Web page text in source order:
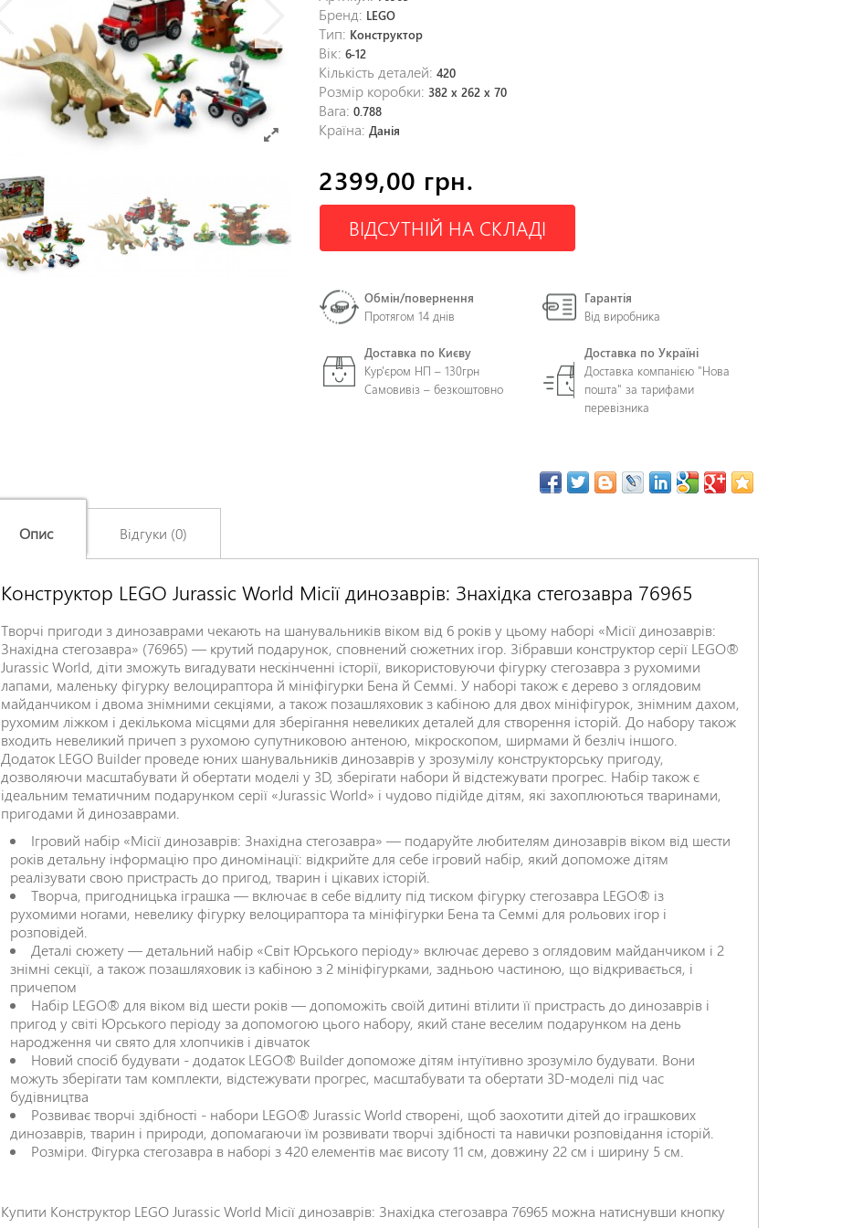
Бренд: LEGO
Тип: Конструктор
Вік:6-12
Кількість деталей:420
Розмір коробки:382 x 262 x 70
Вага:0.788
Країна:Данія
2399,00 грн.
ВІДСУТНІЙ НА СКЛАДІ
Обмін/повернення
Протягом 14 днів
Гарантія
Від виробника
Доставка по Києву
Кур'єром НП – 130грн
Самовивіз – безкоштовно
Доставка по Україні
Доставка компанією "Нова
пошта" за тарифами
перевізника
Опис Відгуки (0)
Конструктор LEGO Jurassic World Місії динозаврів: Знахідка стегозавра 76965
Творчі пригоди з динозаврами чекають на шанувальників віком від 6 років у цьому наборі «Місії динозаврів:
Знахідна стегозавра» (76965) — крутий подарунок, сповнений сюжетних ігор. Зібравши конструктор серії LEGO®
Jurassic World, діти зможуть вигадувати нескінченні історії, використовуючи фігурку стегозавра з рухомими
лапами, маленьку фігурку велоцираптора й мініфігурки Бена й Семмі. У наборі також є дерево з оглядовим
майданчиком і двома знімними секціями, а також позашляховик з кабіною для двох мініфігурок, знімним дахом,
рухомим ліжком і декількома місцями для зберігання невеликих деталей для створення історій. До набору також
входить невеликий причеп з рухомою супутниковою антеною, мікроскопом, ширмами й безліч іншого.
Додаток LEGO Builder проведе юних шанувальників динозаврів у зрозумілу конструкторську пригоду,
дозволяючи масштабувати й обертати моделі у 3D, зберігати набори й відстежувати прогрес. Набір також є
ідеальним тематичним подарунком серії «Jurassic World» і чудово підійде дітям, які захоплюються тваринами,
пригодами й динозаврами.
Ігровий набір «Місії динозаврів: Знахідна стегозавра» — подаруйте любителям динозаврів віком від шести
років детальну інформацію про диномінації: відкрийте для себе ігровий набір, який допоможе дітям
реалізувати свою пристрасть до пригод, тварин і цікавих історій.
Творча, пригодницька іграшка — включає в себе відлиту під тиском фігурку стегозавра LEGO® із
рухомими ногами, невелику фігурку велоцираптора та мініфігурки Бена та Семмі для рольових ігор і
розповідей.
Деталі сюжету — детальний набір «Світ Юрського періоду» включає дерево з оглядовим майданчиком і 2
знімні секції, а також позашляховик із кабіною з 2 мініфігурками, задньою частиною, що відкривається, і
причепом
Набір LEGO® для віком від шести років — допоможіть своїй дитині втілити її пристрасть до динозаврів і
пригод у світі Юрського періоду за допомогою цього набору, який стане веселим подарунком на день
народження чи свято для хлопчиків і дівчаток
Новий спосіб будувати - додаток LEGO® Builder допоможе дітям інтуїтивно зрозуміло будувати. Вони
можуть зберігати там комплекти, відстежувати прогрес, масштабувати та обертати 3D-моделі під час
будівництва
Розвиває творчі здібності - набори LEGO® Jurassic World створені, щоб заохотити дітей до іграшкових
динозаврів, тварин і природи, допомагаючи їм розвивати творчі здібності та навички розповідання історій.
Розміри. Фігурка стегозавра в наборі з 420 елементів має висоту 11 см, довжину 22 см і ширину 5 см.
Купити Конструктор LEGO Jurassic World Місії динозаврів: Знахідка стегозавра 76965 можна натиснувши кнопку
Залишіть відгук про цей товар першими
*
Заголовок відгуку
*
Відгук
НАДІСЛАТИ ВІДГУК